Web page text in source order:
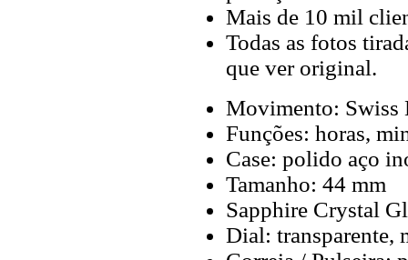
Mais de 10 mil
Todas as fotos
que ver original.
Movimento: Swiss
Funções: horas,
Case: polido aço
Tamanho: 44 mm
Sapphire Crystal
Dial: transparente,